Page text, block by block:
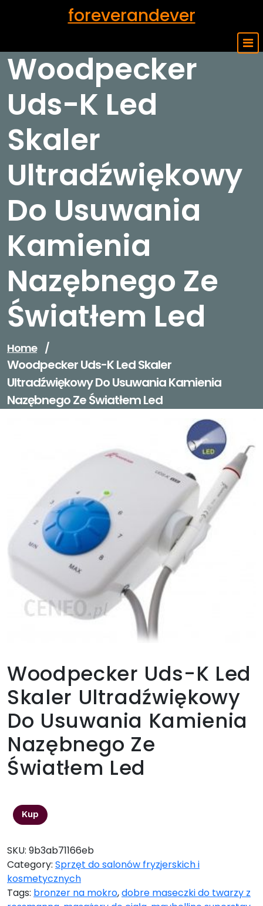
foreverandever
Woodpecker
Uds-K Led
Skaler
Ultradźwiękowy
Do Usuwania
Kamienia
Nazębnego Ze
Światłem Led
Home /
Woodpecker Uds-K Led Skaler
Ultradźwiękowy Do Usuwania Kamienia
Nazębnego Ze Światłem Led
Woodpecker Uds-K Led
Skaler Ultradźwiękowy
Do Usuwania Kamienia
Nazębnego Ze
Światłem Led
Kup
SKU: 9b3ab71166eb
Category: Sprzęt do salonów fryzjerskich i
kosmetycznych
Tags: bronzer na mokro,dobre maseczki do twarzy z